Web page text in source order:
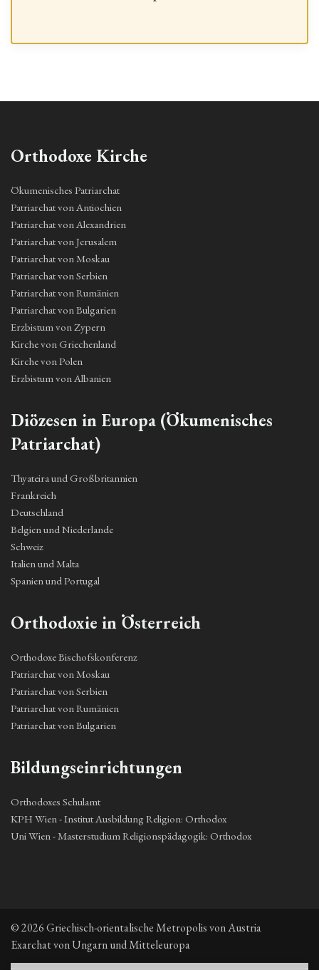
Orthodoxe Kirche
Ökumenisches Patriarchat
Patriarchat von Antiochien
Patriarchat von Alexandrien
Patriarchat von Jerusalem
Patriarchat von Moskau
Patriarchat von Serbien
Patriarchat von Rumänien
Patriarchat von Bulgarien
Erzbistum von Zypern
Kirche von Griechenland
Kirche von Polen
Erzbistum von Albanien
Diözesen in Europa (Ökumenisches
Patriarchat)
Thyateira und Großbritannien
Frankreich
Deutschland
Belgien und Niederlande
Schweiz
Italien und Malta
Spanien und Portugal
Orthodoxie in Österreich
Orthodoxe Bischofskonferenz
Patriarchat von Moskau
Patriarchat von Serbien
Patriarchat von Rumänien
Patriarchat von Bulgarien
Bildungseinrichtungen
Orthodoxes Schulamt
KPH Wien - Institut Ausbildung Religion: Orthodox
Uni Wien - Masterstudium Religionspädagogik: Orthodox
© 2026 Griechisch-orientalische Metropolis von Austria
Exarchat von Ungarn und Mitteleuropa